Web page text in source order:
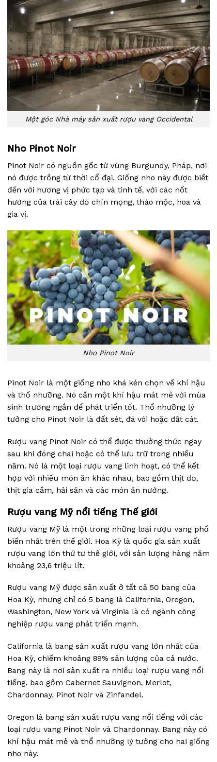
Một góc Nhà máy sản xuất rượu vang Occidental
Nho Pinot Noir
Pinot Noir có nguồn gốc từ vùng Burgundy, Pháp, nơi
nó được trồng từ thời cổ đại. Giống nho này được biết
đến với hương vị phức tạp và tinh tế, với các nốt
hương của trái cây đỏ chín mọng, thảo mộc, hoa và
gia vị.
Nho Pinot Noir
Pinot Noir là một giống nho khá kén chọn về khí hậu
và thổ nhưỡng. Nó cần một khí hậu mát mẻ với mùa
sinh trưởng ngắn để phát triển tốt. Thổ nhưỡng lý
tưởng cho Pinot Noir là đất sét, đá vôi hoặc đất cát.
Rượu vang Pinot Noir có thể được thưởng thức ngay
sau khi đóng chai hoặc có thể lưu trữ trong nhiều
năm. Nó là một loại rượu vang linh hoạt, có thể kết
hợp với nhiều món ăn khác nhau, bao gồm thịt đỏ,
thịt gia cầm, hải sản và các món ăn nướng.
Rượu vang Mỹ nổi tiếng Thế giới
Rượu vang Mỹ là một trong những loại rượu vang phổ
biến nhất trên thế giới. Hoa Kỳ là quốc gia sản xuất
rượu vang lớn thứ tư thế giới, với sản lượng hàng năm
khoảng 23,6 triệu lít.
Rượu vang Mỹ được sản xuất ở tất cả 50 bang của
Hoa Kỳ, nhưng chỉ có 5 bang là California, Oregon,
Washington, New York và Virginia là có ngành công
nghiệp rượu vang phát triển mạnh.
California là bang sản xuất rượu vang lớn nhất của
Hoa Kỳ, chiếm khoảng 89% sản lượng của cả nước.
Bang này là nơi sản xuất ra nhiều loại rượu vang nổi
tiếng, bao gồm Cabernet Sauvignon, Merlot,
Chardonnay, Pinot Noir và Zinfandel.
Oregon là bang sản xuất rượu vang nổi tiếng với các
loại rượu vang Pinot Noir và Chardonnay. Bang này có
khí hậu mát mẻ và thổ nhưỡng lý tưởng cho hai giống
nho này.